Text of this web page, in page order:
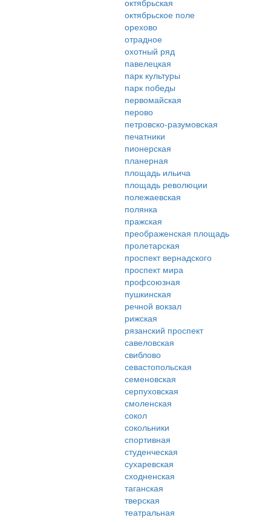
октябрьская
октябрьское поле
орехово
отрадное
охотный ряд
павелецкая
парк культуры
парк победы
первомайская
перово
петровско-разумовская
печатники
пионерская
планерная
площадь ильича
площадь революции
полежаевская
полянка
пражская
преображенская площадь
пролетарская
проспект вернадского
проспект мира
профсоюзная
пушкинская
речной вокзал
рижская
рязанский проспект
савеловская
свиблово
севастопольская
семеновская
серпуховская
смоленская
сокол
сокольники
спортивная
студенческая
сухаревская
сходненская
таганская
тверская
театральная